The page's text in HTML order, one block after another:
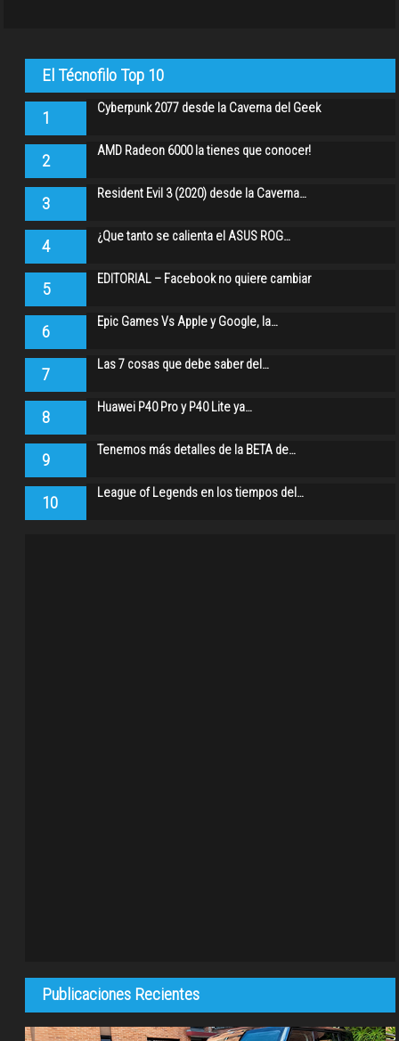
El Técnofilo Top 10
1 Cyberpunk 2077 desde la Caverna del Geek
2 AMD Radeon 6000 la tienes que conocer!
3 Resident Evil 3 (2020) desde la Caverna…
4 ¿Que tanto se calienta el ASUS ROG…
5 EDITORIAL – Facebook no quiere cambiar
6 Epic Games Vs Apple y Google, la…
7 Las 7 cosas que debe saber del…
8 Huawei P40 Pro y P40 Lite ya…
9 Tenemos más detalles de la BETA de…
10 League of Legends en los tiempos del…
Publicaciones Recientes